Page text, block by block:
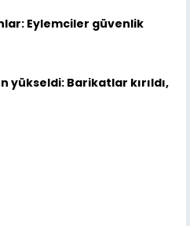
Eylemciler güvenlik
yükseldi: Barikatlar kırıldı,